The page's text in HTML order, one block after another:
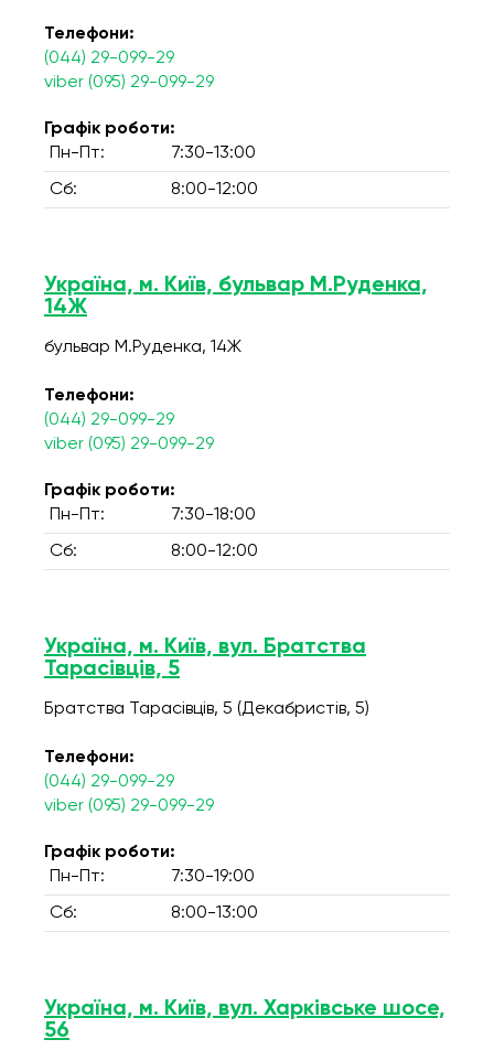
Телефони:
(044) 29-099-29
viber (095) 29-099-29
Графік роботи:
Пн-Пт:
7:30-13:00
Сб: 8:00-12:00
Україна, м. Київ, бульвар М.Руденка,
14Ж
бульвар М.Руденка, 14Ж
Телефони:
(044) 29-099-29
viber (095) 29-099-29
Графік роботи:
Пн-Пт:
7:30-18:00
Сб: 8:00-12:00
Україна, м. Київ, вул. Братства
Тарасівців, 5
Братства Тарасівців, 5 (Декабристів, 5)
Телефони:
(044) 29-099-29
viber (095) 29-099-29
Графік роботи:
Пн-Пт:
7:30-19:00
Сб: 8:00-13:00
Україна, м. Київ, вул. Харківське шосе,
56